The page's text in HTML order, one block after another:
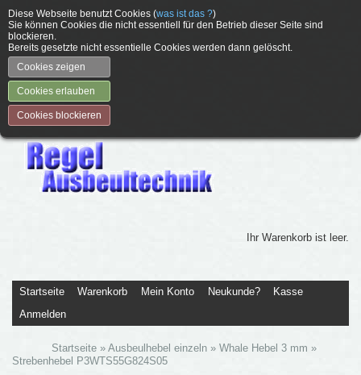
Diese Webseite benutzt Cookies (was ist das ?)
Sie können Cookies die nicht essentiell für den Betrieb dieser Seite sind
blockieren.
Bereits gesetzte nicht essentielle Cookies werden dann gelöscht.
Cookies zeigen
Cookies erlauben
Cookies blockieren
Ihr Warenkorb ist leer.
Startseite Warenkorb Mein Konto Neukunde?
Kasse
Anmelden
Startseite »Ausbeulhebel einzeln »Whale Hebel 3 mm »
Strebenhebel P3WTS55G824S05